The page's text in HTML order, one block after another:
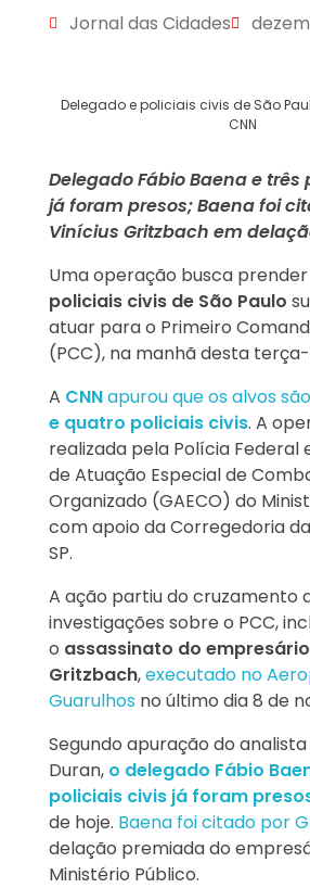
Jornal das Cidades
Delegado e policiais civis de São
CNN
Delegado Fábio Baena e três
já foram presos; Baena foi
Vinícius Gritzbach em
Uma operação busca prender
policiais civis de São Paulo
atuar para o Primeiro
(PCC), na manhã desta
A CNNapurou que os alvos
e quatro policiais civis. A
realizada pela Polícia Federal
de Atuação Especial de
Organizado (GAECO) do
com apoio da Corregedoria
SP.
A ação partiu do cruzamento
investigações sobre o PCC,
o assassinato do
Gritzbach,executado no
Guarulhos no último dia 8 de
Segundo apuração do
Duran, o delegado Fábio
policiais civis já foram
de hoje. Baena foi citado por
delação premiada do
Ministério Público.